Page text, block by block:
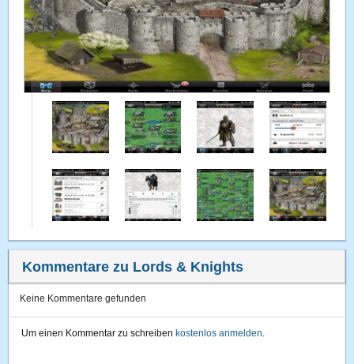
Kommentare zu Lords & Knights
Keine Kommentare gefunden
Um einen Kommentar zu schreiben kostenlos anmelden.